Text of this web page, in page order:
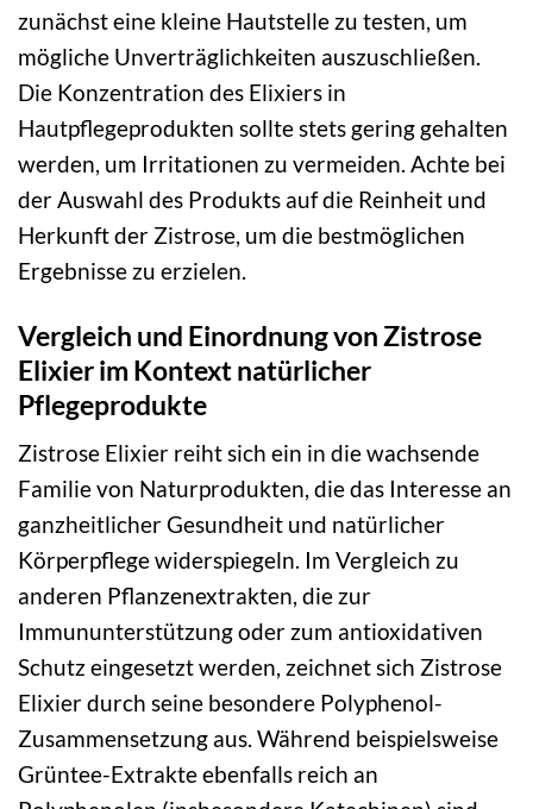
zunächst eine kleine Hautstelle zu testen, um
mögliche Unverträglichkeiten auszuschließen.
Die Konzentration des Elixiers in
Hautpflegeprodukten sollte stets gering gehalten
werden, um Irritationen zu vermeiden. Achte bei
der Auswahl des Produkts auf die Reinheit und
Herkunft der Zistrose, um die bestmöglichen
Ergebnisse zu erzielen.
Vergleich und Einordnung von Zistrose
Elixier im Kontext natürlicher
Pflegeprodukte
Zistrose Elixier reiht sich ein in die wachsende
Familie von Naturprodukten, die das Interesse an
ganzheitlicher Gesundheit und natürlicher
Körperpflege widerspiegeln. Im Vergleich zu
anderen Pflanzenextrakten, die zur
Immununterstützung oder zum antioxidativen
Schutz eingesetzt werden, zeichnet sich Zistrose
Elixier durch seine besondere Polyphenol-
Zusammensetzung aus. Während beispielsweise
Grüntee-Extrakte ebenfalls reich an